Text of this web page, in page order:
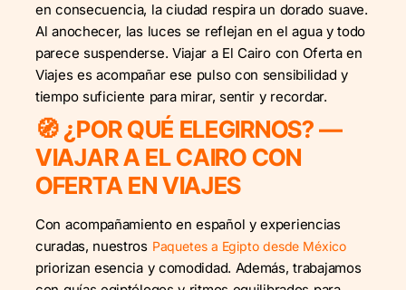
en consecuencia, la ciudad respira un dorado suave.
Al anochecer, las luces se reflejan en el agua y todo
parece suspenderse. Viajar a El Cairo con Oferta en
Viajes es acompañar ese pulso con sensibilidad y
tiempo suficiente para mirar, sentir y recordar.
🧭 ¿POR QUÉ ELEGIRNOS? —
VIAJAR A EL CAIRO CON
OFERTA EN VIAJES
Con acompañamiento en español y experiencias
curadas, nuestros Paquetes a Egipto desde México
priorizan esencia y comodidad. Además, trabajamos